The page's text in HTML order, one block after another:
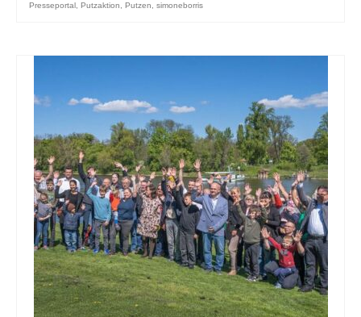
Presseportal , Putzaktion, Putzen, simoneborris